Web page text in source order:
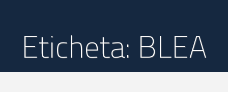
Eticheta: BLEA